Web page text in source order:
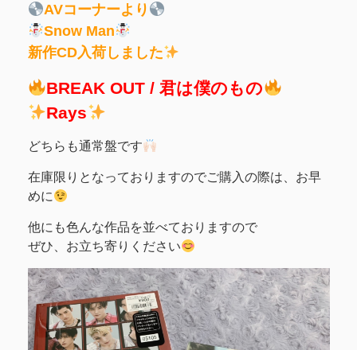
AVコーナーより
Snow Man
新作CD入荷しました
BREAK OUT / 君は僕のもの
Rays
どちらも通常盤です
在庫限りとなっておりますのでご購入の際は、お早
めに
他にも色んな作品を並べておりますので
ぜひ、お立ち寄りください